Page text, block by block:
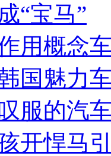
“宝马”
用概念
国魅力
服的汽
开悍马